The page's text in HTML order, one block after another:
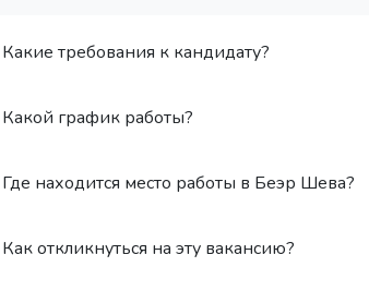
Какие требования к кандидату?
Какой график работы?
Где находится место работы в Беэр Шева?
Как откликнуться на эту вакансию?